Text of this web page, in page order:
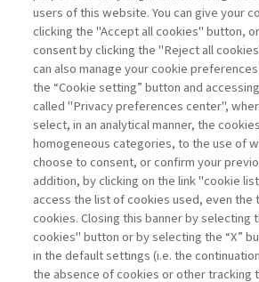
La consultazione dei libri è riservata
agli abbonati Premium
Legenda: Accedi Per registrati Per
Contatti
users of this website. You can give your
clicking the "Accept all cookies" button,
consent by clicking the "Reject all
can also manage your cookie
the “Cookie setting” button and
called "Privacy preferences center",
select, in an analytical manner, the
homogeneous categories, to the use of
choose to consent, or confirm your
addition, by clicking on the link "cookie
access the list of cookies used, even the
cookies. Closing this banner by selecting
cookies" button or by selecting the “X”
in the default settings (i.e. the
the absence of cookies or other tracking